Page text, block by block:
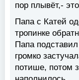
пор плывёт,-
Папа с Катей
тропинке
Папа
громко
потише, потом